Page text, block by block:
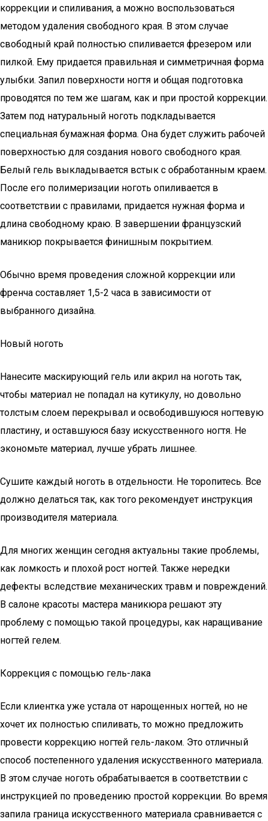
коррекции и спиливания, а можно воспользоваться
методом удаления свободного края. В этом случае
свободный край полностью спиливается фрезером или
пилкой. Ему придается правильная и симметричная форма
улыбки. Запил поверхности ногтя и общая подготовка
проводятся по тем же шагам, как и при простой коррекции.
Затем под натуральный ноготь подкладывается
специальная бумажная форма. Она будет служить рабочей
поверхностью для создания нового свободного края.
Белый гель выкладывается встык с обработанным краем.
После его полимеризации ноготь опиливается в
соответствии с правилами, придается нужная форма и
длина свободному краю. В завершении французский
маникюр покрывается финишным покрытием.
Обычно время проведения сложной коррекции или
френча составляет 1,5-2 часа в зависимости от
выбранного дизайна.
Новый ноготь
Нанесите маскирующий гель или акрил на ноготь так,
чтобы материал не попадал на кутикулу, но довольно
толстым слоем перекрывал и освободившуюся ногтевую
пластину, и оставшуюся базу искусственного ногтя. Не
экономьте материал, лучше убрать лишнее.
Сушите каждый ноготь в отдельности. Не торопитесь. Все
должно делаться так, как того рекомендует инструкция
производителя материала.
Для многих женщин сегодня актуальны такие проблемы,
как ломкость и плохой рост ногтей. Также нередки
дефекты вследствие механических травм и повреждений.
В салоне красоты мастера маникюра решают эту
проблему с помощью такой процедуры, как наращивание
ногтей гелем.
Коррекция с помощью гель-лака
Если клиентка уже устала от нарощенных ногтей, но не
хочет их полностью спиливать, то можно предложить
провести коррекцию ногтей гель-лаком. Это отличный
способ постепенного удаления искусственного материала.
В этом случае ноготь обрабатывается в соответствии с
инструкцией по проведению простой коррекции. Во время
запила граница искусственного материала сравнивается с